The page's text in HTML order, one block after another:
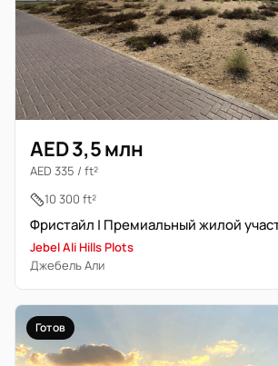
AED 3,5 млн
AED 335 / ft²
10 300 ft²
Jebel Ali Hills Plots
Джебель Али
Готов